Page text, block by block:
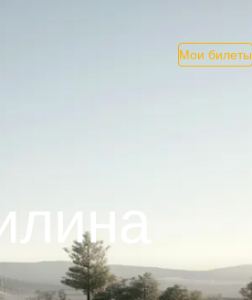
Мои билеты